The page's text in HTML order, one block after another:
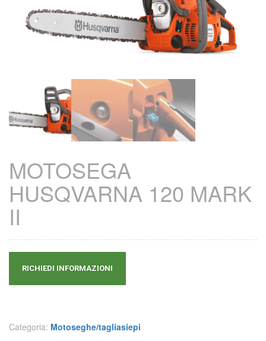
MOTOSEGA
HUSQVARNA 120 MARK
II
RICHIEDI INFORMAZIONI
Categoria: Motoseghe/tagliasiepi